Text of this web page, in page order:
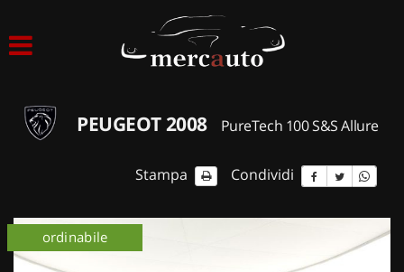
ACQUISTIAMO USATO
NOLEGGIO AUTO
PEUGEOT 2008 PureTech 100 S&S Allure
Stampa Condividi
ordinabile